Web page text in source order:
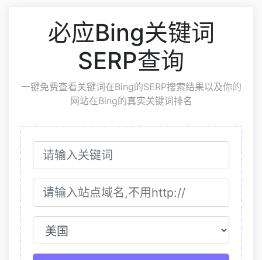
必应Bing关键词
SERP查询
一键免费查看关键词在Bing的SERP搜索结果以及你的
网站在Bing的真实关键词排名